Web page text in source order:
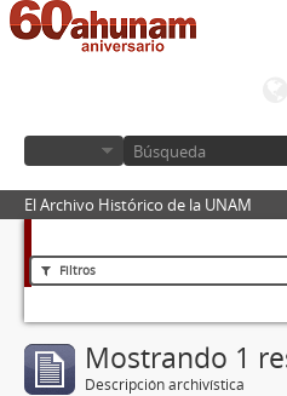
El Archivo Histórico de la UNAM
Filtros
Mostrando 1
Descripción archivística